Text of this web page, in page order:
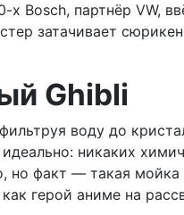
Bosch, партнёр VW,
затачивает
Ghibli
воду до
никаких
но факт — такая мойка
герой аниме на